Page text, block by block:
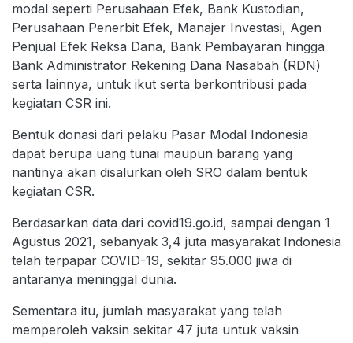
modal seperti Perusahaan Efek, Bank Kustodian,
Perusahaan Penerbit Efek, Manajer Investasi, Agen
Penjual Efek Reksa Dana, Bank Pembayaran hingga
Bank Administrator Rekening Dana Nasabah (RDN)
serta lainnya, untuk ikut serta berkontribusi pada
kegiatan CSR ini.
Bentuk donasi dari pelaku Pasar Modal Indonesia
dapat berupa uang tunai maupun barang yang
nantinya akan disalurkan oleh SRO dalam bentuk
kegiatan CSR.
Berdasarkan data dari covid19.go.id, sampai dengan 1
Agustus 2021, sebanyak 3,4 juta masyarakat Indonesia
telah terpapar COVID-19, sekitar 95.000 jiwa di
antaranya meninggal dunia.
Sementara itu, jumlah masyarakat yang telah
memperoleh vaksin sekitar 47 juta untuk vaksin